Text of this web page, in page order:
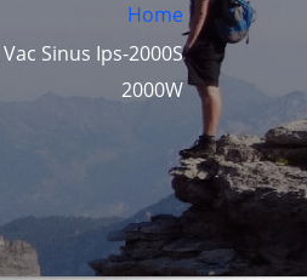
Home
Sinus Ips-2000S
2000W